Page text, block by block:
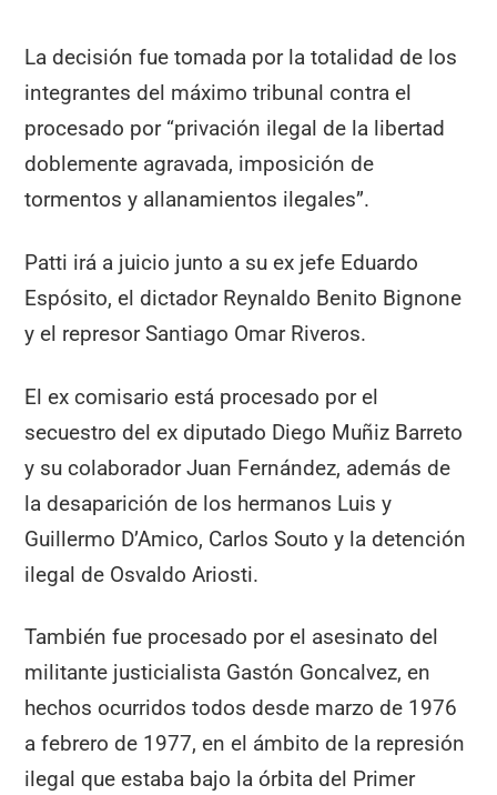
La decisión fue tomada por la totalidad de los
integrantes del máximo tribunal contra el
procesado por “privación ilegal de la libertad
doblemente agravada, imposición de
tormentos y allanamientos ilegales”.
Patti irá a juicio junto a su ex jefe Eduardo
Espósito, el dictador Reynaldo Benito Bignone
y el represor Santiago Omar Riveros.
El ex comisario está procesado por el
secuestro del ex diputado Diego Muñiz Barreto
y su colaborador Juan Fernández, además de
la desaparición de los hermanos Luis y
Guillermo D’Amico, Carlos Souto y la detención
ilegal de Osvaldo Ariosti.
También fue procesado por el asesinato del
militante justicialista Gastón Goncalvez, en
hechos ocurridos todos desde marzo de 1976
a febrero de 1977, en el ámbito de la represión
ilegal que estaba bajo la órbita del Primer